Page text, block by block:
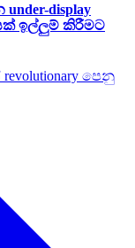
display
ඉල්ලුම් කිරීමට
පෙනු